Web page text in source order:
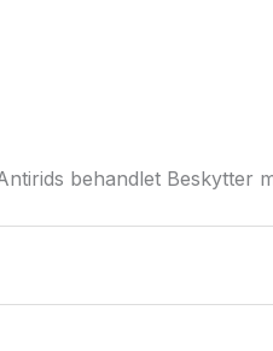
behandlet Beskytter